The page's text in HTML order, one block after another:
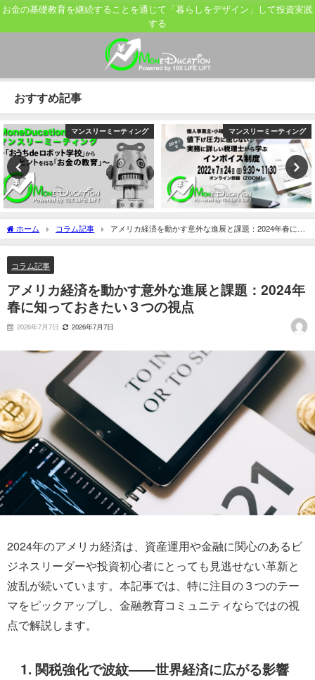
お金の基礎教育を継続することを通じて「暮らしをデザイン」して投資実践
する
おすすめ記事
マンスリーミーティング マンスリーミーティング
ホーム コラム記事
アメリカ経済を動かす意外な進展と課題：2024年春に知
っておきたい３つの視点
コラム記事
アメリカ経済を動かす意外な進展と課題：2024年
春に知っておきたい３つの視点
2026年7月7日 2026年7月7日
2024年のアメリカ経済は、資産運用や金融に関心のあるビ
ジネスリーダーや投資初心者にとっても見逃せない革新と
波乱が続いています。本記事では、特に注目の３つのテー
マをピックアップし、金融教育コミュニティならではの視
点で解説します。
1. 関税強化で波紋——世界経済に広がる影響